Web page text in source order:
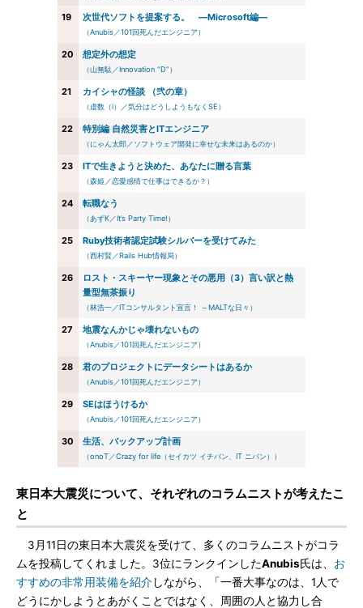
19 次世代ソフトを提案する。 ―Microsoft編―
（Anubis／101回死んだエンジニア）
20 想定外の想定
（山無駄／Innovation “D”）
21 カイシャの怪談 （弐の章）
（虚数（i）／気分はどうしようもなくSE）
22 特別編 自然災害とITエンジニア
（にゃん太郎／ソフトウェア開発に幸せな未来はあるのか）
23 ITで生きようと決めた、あなたに贈る言葉
（森姫／恋愛感情で仕事はできるか？）
24 転職なう
（あずK／It’s Party Time!）
25 Ruby技術者認定試験シルバーを受けてみた
（西村賢／Rails Hub情報局）
26
ロスト・スキーヤー現象とその悪用（3）言い訳と熱
量型無茶振り
（林浩一／ITコンサルタント宣言！ ～MALTな日々）
27 地震なんかじゃ壊れないもの
（Anubis／101回死んだエンジニア）
28 君のプロジェクトにデータシートはあるか
（Anubis／101回死んだエンジニア）
29 SEはほうけるか
（Anubis／101回死んだエンジニア）
30 生活、バックアップ計画
（onoT／Crazy for life（セイカツ イチバン、IT ニバン））
東日本大震災について、それぞれのコラムニストが考えたこ
と
3月11日の東日本大震災を受けて、多くのコラムニストがコラ
ムを投稿してくれました。3位にランクインしたAnubis氏は、 お
すすめの非常用装備を紹介しながら、「一番大事なのは、1人で
どうにかしようとあがくことではなく、周囲の人と協力し合